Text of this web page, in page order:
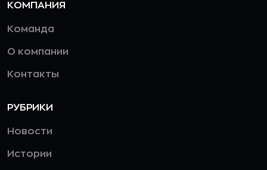
КОМПАНИЯ
Команда
О компании
Контакты
РУБРИКИ
Новости
Истории